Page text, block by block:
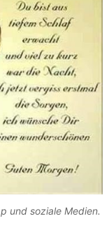
und soziale Medien.